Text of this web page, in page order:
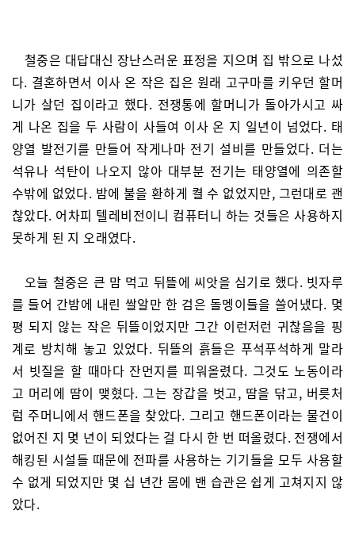
철중은 대답대신 장난스러운 표정을 지으며 집 밖으로 나섰
다. 결혼하면서 이사 온 작은 집은 원래 고구마를 키우던 할머
니가 살던 집이라고 했다. 전쟁통에 할머니가 돌아가시고 싸
게 나온 집을 두 사람이 사들여 이사 온 지 일년이 넘었다. 태
양열 발전기를 만들어 작게나마 전기 설비를 만들었다. 더는
석유나 석탄이 나오지 않아 대부분 전기는 태양열에 의존할
수밖에 없었다. 밤에 불을 환하게 켤 수 없었지만, 그런대로 괜
찮았다. 어차피 텔레비전이니 컴퓨터니 하는 것들은 사용하지
못하게 된 지 오래였다.
오늘 철중은 큰 맘 먹고 뒤뜰에 씨앗을 심기로 했다. 빗자루
를 들어 간밤에 내린 쌀알만 한 검은 돌멩이들을 쓸어냈다. 몇
평 되지 않는 작은 뒤뜰이었지만 그간 이런저런 귀찮음을 핑
계로 방치해 놓고 있었다. 뒤뜰의 흙들은 푸석푸석하게 말라
서 빗질을 할 때마다 잔먼지를 피워올렸다. 그것도 노동이라
고 머리에 땀이 맺혔다. 그는 장갑을 벗고, 땀을 닦고, 버릇처
럼 주머니에서 핸드폰을 찾았다. 그리고 핸드폰이라는 물건이
없어진 지 몇 년이 되었다는 걸 다시 한 번 떠올렸다. 전쟁에서
해킹된 시설들 때문에 전파를 사용하는 기기들을 모두 사용할
수 없게 되었지만 몇 십 년간 몸에 밴 습관은 쉽게 고쳐지지 않
았다.